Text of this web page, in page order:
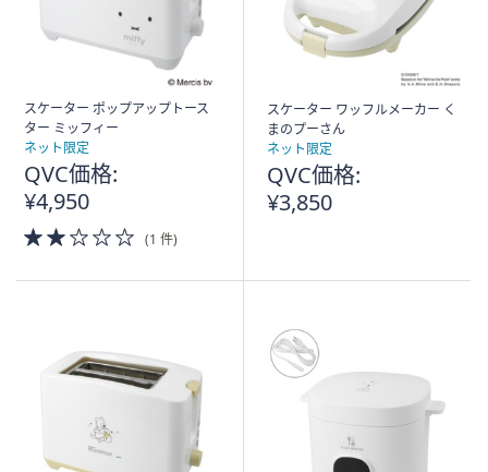
スケーター ポップアップトース
ター ミッフィー
ネット限定
QVC価格:
¥4,950
2.0
of
(1 件)
スケーター ワッフルメーカー く
まのプーさん
ネット限定
QVC価格:
¥3,850